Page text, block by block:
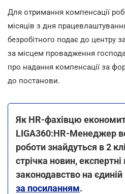
Для отримання компенсації
місяців з дня
безробітного подає до центру
за місцем провадження
про надання компенсації за
до постанови.
Як HR-фахівцю
LIGA360:HR-Менеджер
роботи знайдуться в 2
стрічка новин, експертні
законодавство на
за посиланням.